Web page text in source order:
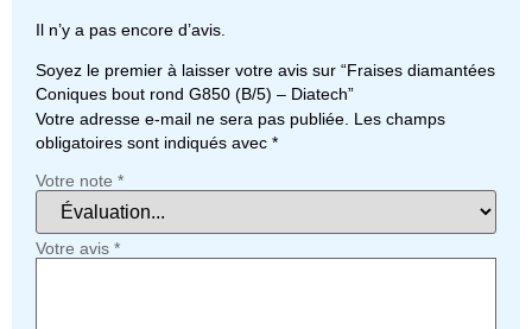
Il n’y a pas encore d’avis.
Soyez le premier à laisser votre avis sur “Fraises diamantées
Coniques bout rond G850 (B/5) – Diatech”
Votre adresse e-mail ne sera pas publiée. Les champs
obligatoires sont indiqués avec *
Votre note *
Votre avis *